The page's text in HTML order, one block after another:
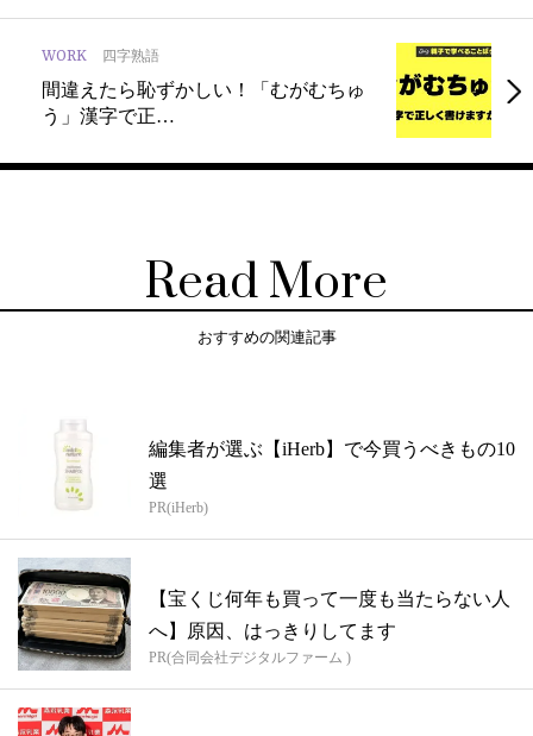
WORK 四字熟語
間違えたら恥ずかしい！「むがむちゅ
う」漢字で正…
Read More
おすすめの関連記事
編集者が選ぶ【iHerb】で今買うべきもの10
選
PR(iHerb)
【宝くじ何年も買って一度も当たらない人
へ】原因、はっきりしてます
PR(合同会社デジタルファーム )